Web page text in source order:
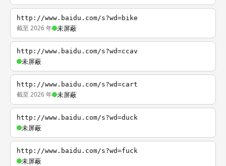
http://www.baidu.com/s?wd=bike
截至 2026 年 未屏蔽
http://www.baidu.com/s?wd=ccav
未屏蔽
http://www.baidu.com/s?wd=cart
截至 2026 年 未屏蔽
http://www.baidu.com/s?wd=duck
未屏蔽
http://www.baidu.com/s?wd=fuck
未屏蔽